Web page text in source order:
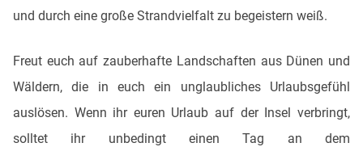
und durch eine große Strandvielfalt zu begeistern weiß.
Freut euch auf zauberhafte Landschaften aus Dünen und
Wäldern, die in euch ein unglaubliches Urlaubsgefühl
auslösen. Wenn ihr euren Urlaub auf der Insel verbringt,
solltet ihr unbedingt einen Tag an dem